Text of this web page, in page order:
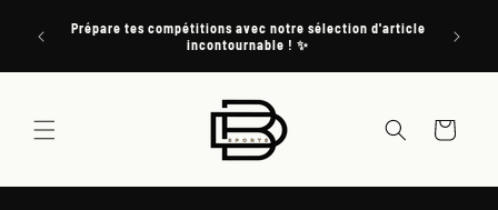
passer
au
Prépare tes compétitions avec notre sélection d'article
incontournable ! ✨
Panier